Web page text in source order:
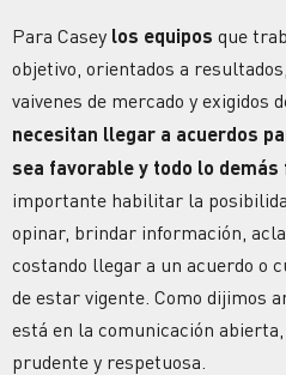
Para Casey los equipos que
objetivo, orientados a
vaivenes de mercado y exigidos
necesitan llegar a acuerdos
sea favorable y todo lo demás
importante habilitar la
opinar, brindar información,
costando llegar a un acuerdo o
de estar vigente. Como dijimos
está en la comunicación
prudente y respetuosa.